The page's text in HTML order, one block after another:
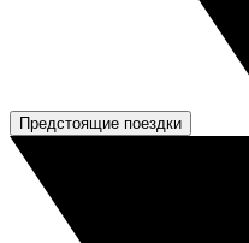
Предстоящие поездки